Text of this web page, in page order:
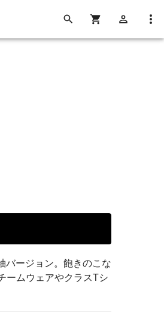
バージョン。飽きのこな
ームウェアやクラスTシ